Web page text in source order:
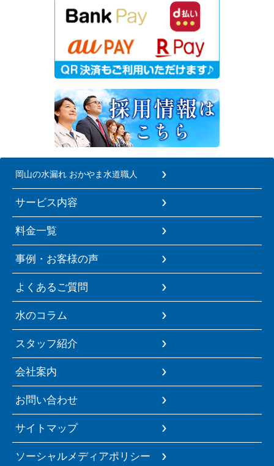
岡山の水漏れ おかやま水道職人
サービス内容
料金一覧
事例・お客様の声
よくあるご質問
水のコラム
スタッフ紹介
会社案内
お問い合わせ
サイトマップ
ソーシャルメディアポリシー